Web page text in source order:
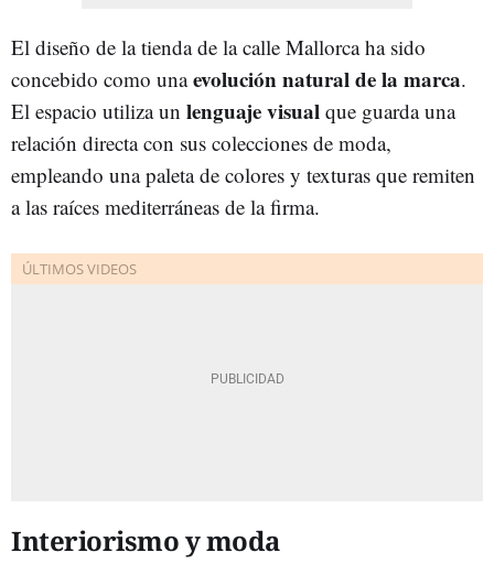
El diseño de la tienda de la calle Mallorca ha sido
concebido como unaevolución natural de la marca.
El espacio utiliza un lenguaje visual que guarda una
relación directa con sus colecciones de moda,
empleando una paleta de colores y texturas que remiten
a las raíces mediterráneas de la firma.
Interiorismo y moda